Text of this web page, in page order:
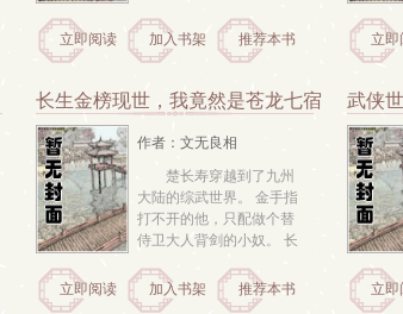
除非是你自己的能力还不
够。 在陈非凡看来人生在
果。只要在死亡之前的那
一刻，回想自己的一生，
能够平平淡淡的说上一...
立即阅读 加入书架 推荐本书 立即
长生金榜现世，我竟然是苍龙七宿
作者：文无良相
楚长寿穿越到了九州
大陆的综武世界。 金手指
打不开的他，只配做个替
侍卫大人背剑的小奴。 长
力暴涨的狂暴之路 借金榜
解开苍龙七宿的秘密，自
立即阅读 加入书架 推荐本书
武侠
立即